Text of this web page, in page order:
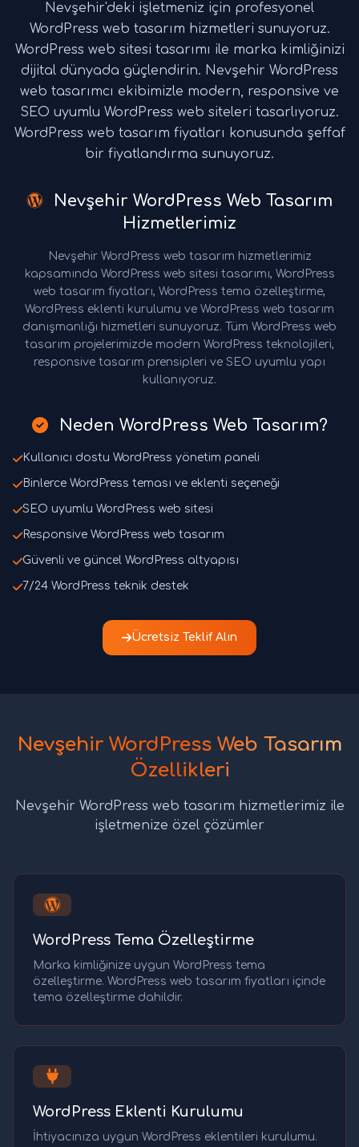
Nevşehir'deki işletmeniz için profesyonel
WordPress web tasarım hizmetleri sunuyoruz.
WordPress web sitesi tasarımı ile marka kimliğinizi
dijital dünyada güçlendirin. Nevşehir WordPress
web tasarımcı ekibimizle modern, responsive ve
SEO uyumlu WordPress web siteleri tasarlıyoruz.
WordPress web tasarım fiyatları konusunda şeffaf
bir fiyatlandırma sunuyoruz.
Nevşehir WordPress Web Tasarım
Hizmetlerimiz
Nevşehir WordPress web tasarım hizmetlerimiz
kapsamında WordPress web sitesi tasarımı, WordPress
web tasarım fiyatları, WordPress tema özelleştirme,
WordPress eklenti kurulumu ve WordPress web tasarım
danışmanlığı hizmetleri sunuyoruz. Tüm WordPress web
tasarım projelerimizde modern WordPress teknolojileri,
responsive tasarım prensipleri ve SEO uyumlu yapı
kullanıyoruz.
Neden WordPress Web Tasarım?
Kullanıcı dostu WordPress yönetim paneli
Binlerce WordPress teması ve eklenti seçeneği
SEO uyumlu WordPress web sitesi
Responsive WordPress web tasarım
Güvenli ve güncel WordPress altyapısı
7/24 WordPress teknik destek
Ücretsiz Teklif Alın
Nevşehir WordPress Web Tasarım
Özellikleri
Nevşehir WordPress web tasarım hizmetlerimiz ile
işletmenize özel çözümler
WordPress Tema Özelleştirme
Marka kimliğinize uygun WordPress tema
özelleştirme. WordPress web tasarım fiyatları içinde
tema özelleştirme dahildir.
WordPress Eklenti Kurulumu
İhtiyacınıza uygun WordPress eklentileri kurulumu.